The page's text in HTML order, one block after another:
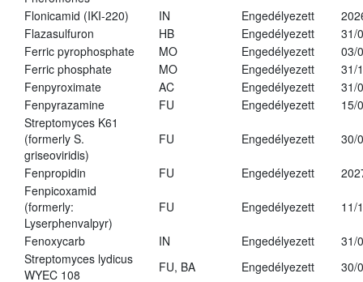
Flonicamid (IKI-220) IN Engedélyezett
Flazasulfuron
HB Engedélyezett
31/
Ferric pyrophosphate
MO Engedélyezett
03/
Ferric phosphate
MO Engedélyezett
31/
Fenpyroximate
AC Engedélyezett
31/
Fenpyrazamine
FU Engedélyezett
15/
Streptomyces K61
(formerly S.
griseoviridis)
FU Engedélyezett 30/
Fenpropidin FU Engedélyezett
Fenpicoxamid
(formerly:
Lyserphenvalpyr)
FU Engedélyezett 11/
Fenoxycarb IN Engedélyezett
31/
Streptomyces lydicus
WYEC 108
FU, BA Engedélyezett
30/